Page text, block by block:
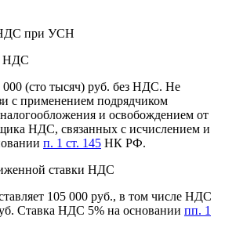
НДС при УСН
НДС
000 (сто тысяч) руб. без НДС. Не
с применением подрядчиком
и освобождением от
НДС, связанных с исчислением и
п. 1 ст. 145 НК РФ.
ставки НДС
105 000 руб., в том числе НДС
Ставка НДС 5% на основании пп. 1